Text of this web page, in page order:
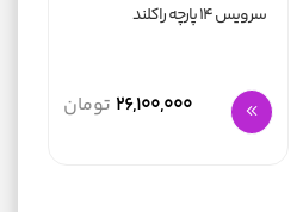
سرویس 14 پارچه راکلند
26,100,000 تومان